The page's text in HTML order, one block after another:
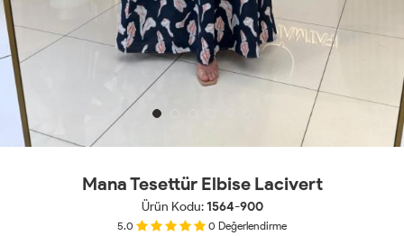
Mana Tesettür Elbise Lacivert
Ürün Kodu:1564-900
5.0 0 Değerlendirme